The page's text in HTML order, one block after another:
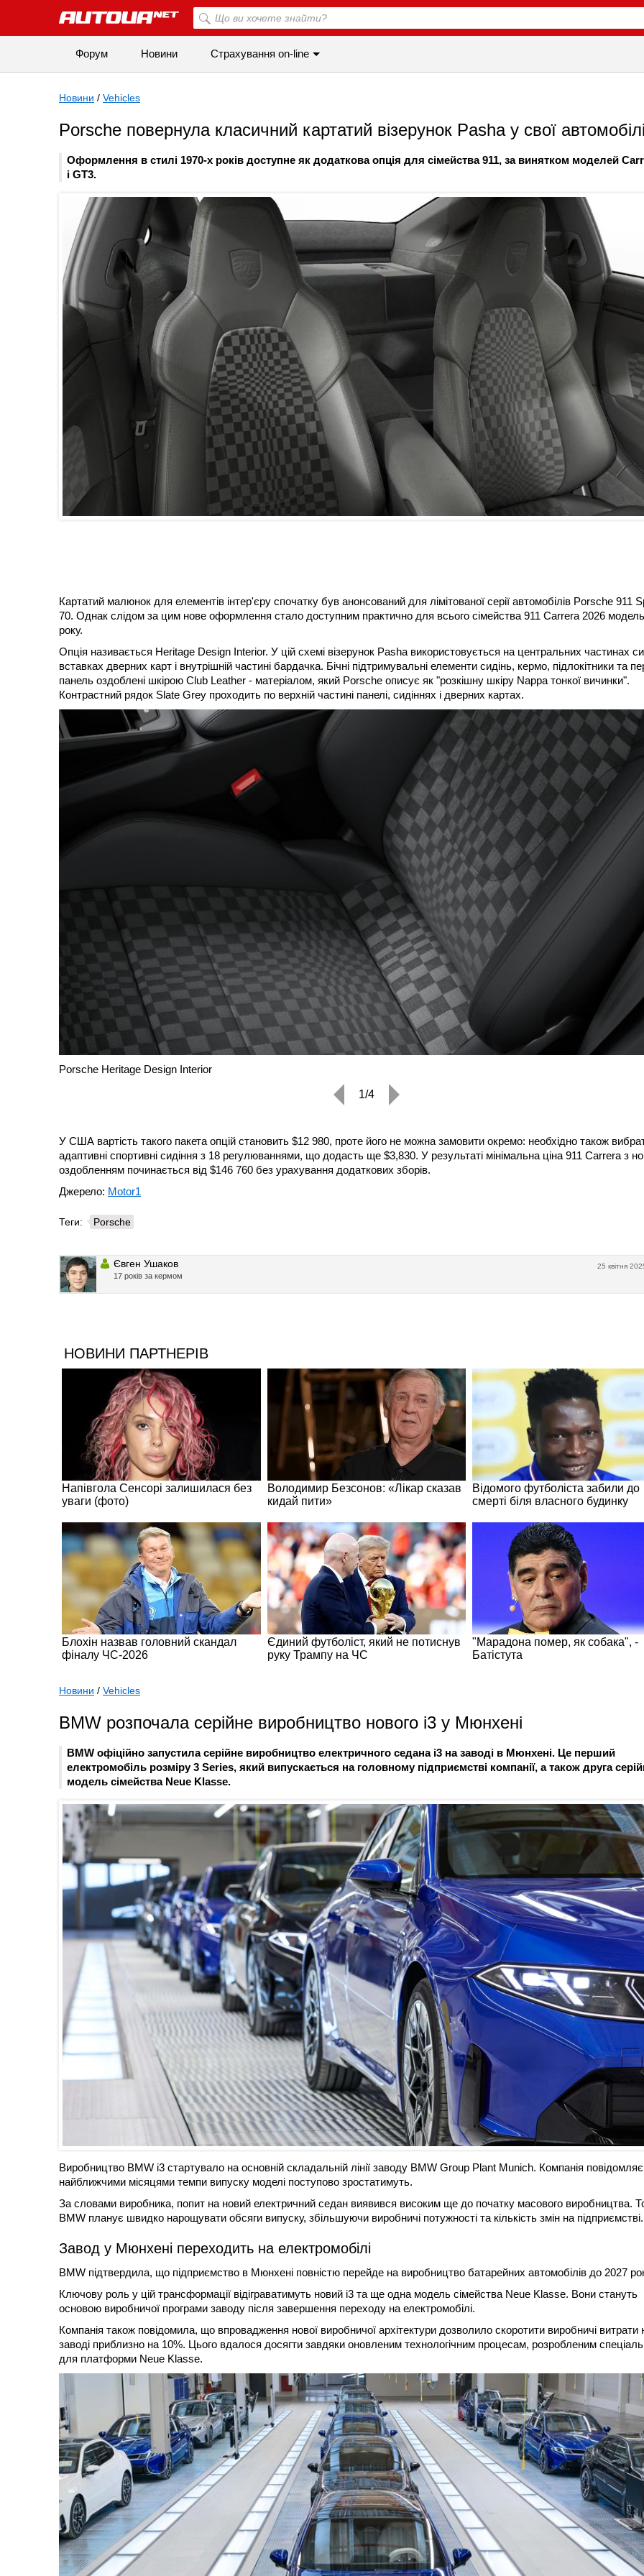
Форум Новини Страхування on-line
Новини / Vehicles
Porsche повернула класичний картатий візерунок Pasha у свої
Оформлення в стилі 1970-х років доступне як додаткова опція для сімейства 911, за винятком моделей
і GT3.
Картатий малюнок для елементів інтер'єру спочатку був анонсований для лімітованої серії автомобілів Porsche 911
70. Однак слідом за цим нове оформлення стало доступним практично для всього сімейства 911 Carrera 2026
року.
Опція називається Heritage Design Interior. У цій схемі візерунок Pasha використовується на центральних частинах
вставках дверних карт і внутрішній частині бардачка. Бічні підтримувальні елементи сидінь, кермо, підлокітники та
панель оздоблені шкірою Club Leather - матеріалом, який Porsche описує як "розкішну шкіру Nappa тонкої вичинки".
Контрастний рядок Slate Grey проходить по верхній частині панелі, сидіннях і дверних картах.
Porsche Heritage Design Interior
1/4
У США вартість такого пакета опцій становить $12 980, проте його не можна замовити окремо: необхідно також
адаптивні спортивні сидіння з 18 регулюваннями, що додасть ще $3,830. У результаті мінімальна ціна 911 Carrera з
оздобленням починається від $146 760 без урахування додаткових зборів.
Джерело: Motor1
Теги: Porsche
25 квітня
Євген Ушаков
17 років за кермом
Новини / Vehicles
BMW розпочала серійне виробництво нового i3 у Мюнхені
BMW офіційно запустила серійне виробництво електричного седана i3 на заводі в Мюнхені. Це перший
електромобіль розміру 3 Series, який випускається на головному підприємстві компанії, а також друга
модель сімейства Neue Klasse.
Виробництво BMW i3 стартувало на основній складальній лінії заводу BMW Group Plant Munich. Компанія
найближчими місяцями темпи випуску моделі поступово зростатимуть.
За словами виробника, попит на новий електричний седан виявився високим ще до початку масового виробництва.
BMW планує швидко нарощувати обсяги випуску, збільшуючи виробничі потужності та кількість змін на підприємстві.
Завод у Мюнхені переходить на електромобілі
BMW підтвердила, що підприємство в Мюнхені повністю перейде на виробництво батарейних автомобілів до 2027
Ключову роль у цій трансформації відіграватимуть новий i3 та ще одна модель сімейства Neue Klasse. Вони стануть
основою виробничої програми заводу після завершення переходу на електромобілі.
Компанія також повідомила, що впровадження нової виробничої архітектури дозволило скоротити виробничі витрати
заводі приблизно на 10%. Цього вдалося досягти завдяки оновленим технологічним процесам, розробленим
для платформи Neue Klasse.